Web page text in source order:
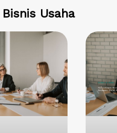
a
a
c
o
t
e
l
e
Bisnis Usaha